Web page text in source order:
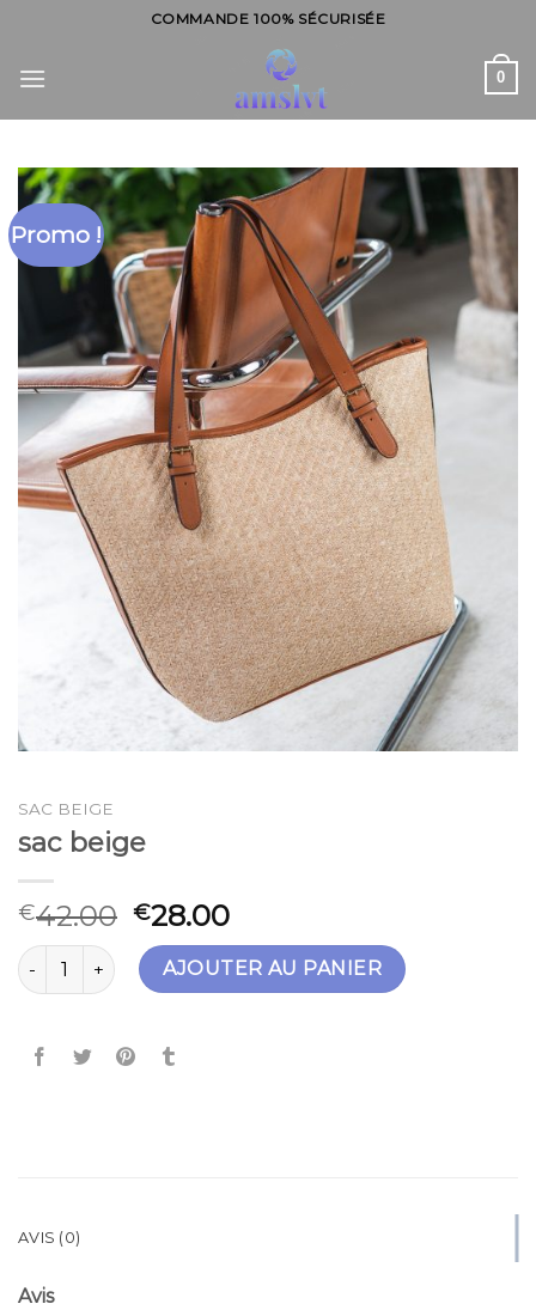
content
COMMANDE 100% SÉCURISÉE
0
Promo !
SAC BEIGE
sac beige
€42.00 €28.00
quantité de sac beigeAJOUTER AU PANIER
AVIS (0)
Avis